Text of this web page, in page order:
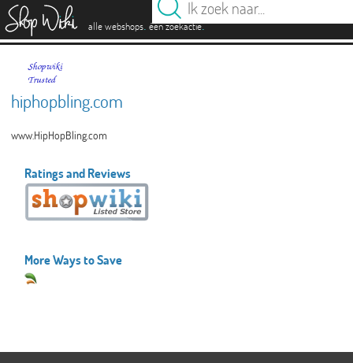
alle webshops. één zoekactie.
hiphopbling.com
www.HipHopBling.com
Ratings and Reviews
More Ways to Save